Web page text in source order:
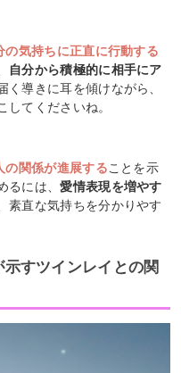
の気持ちに正直に行動する
自分から積極的に相手にア
く導きに耳を傾けながら、
てくださいね。
の関係が進展することを示
るには、愛情表現を増やす
素直な気持ちを分かりやす
すツインレイとの関